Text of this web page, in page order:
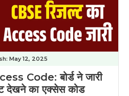
May 12, 2025
Code: बोर्ड ने जारी
देखने का एक्सेस कोड